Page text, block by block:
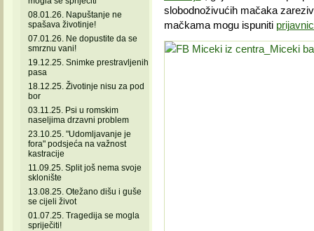
08.01.26. Napuštanje ne
spašava životinje!
07.01.26. Ne dopustite da se
smrznu vani!
19.12.25. Snimke prestravljenih
pasa
18.12.25. Životinje nisu za pod
bor
03.11.25. Psi u romskim
naseljima drzavni problem
23.10.25. "Udomljavanje je
fora" podsjeća na važnost
kastracije
11.09.25. Split još nema svoje
sklonište
13.08.25. Otežano dišu i guše
se cijeli život
01.07.25. Tragedija se mogla
spriječiti!
slobodnoživućih mačaka
mačkama mogu ispuniti